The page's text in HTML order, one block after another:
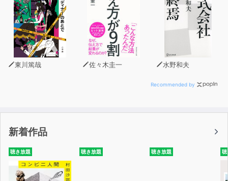
東川篤哉 佐々木圭一 水野和夫
Recommended by
新着作品
聴き放題 聴き放題 聴き放題 聴